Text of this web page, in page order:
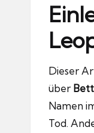
Dieser
über
Namen
Tod.